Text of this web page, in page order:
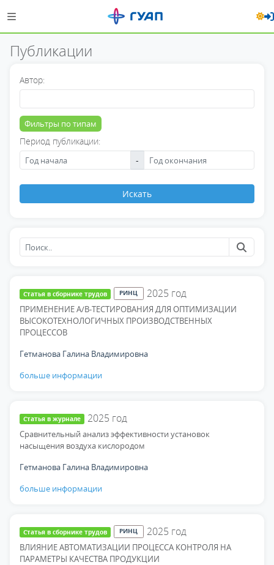
Публикации
Автор:
Фильтры по типам
Период публикации:
-
Искать
ПРИМЕНЕНИЕ A/B-ТЕСТИРОВАНИЯ ДЛЯ ОПТИМИЗАЦИИ
ВЫСОКОТЕХНОЛОГИЧНЫХ ПРОИЗВОДСТВЕННЫХ
ПРОЦЕССОВ
Гетманова Галина Владимировна
больше информации
Статья в сборнике трудов РИНЦ 2025 год
Сравнительный анализ эффективности установок
насыщения воздуха кислородом
Гетманова Галина Владимировна
больше информации
Статья в журнале 2025 год
ВЛИЯНИЕ АВТОМАТИЗАЦИИ ПРОЦЕССА КОНТРОЛЯ НА
ПАРАМЕТРЫ КАЧЕСТВА ПРОДУКЦИИ
Статья в сборнике трудов РИНЦ 2025 год